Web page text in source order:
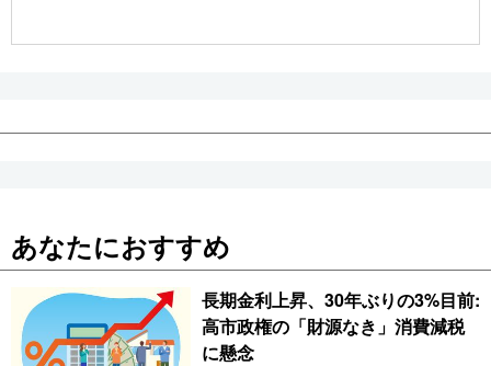
あなたにおすすめ
長期金利上昇、30年ぶりの3%目前:
高市政権の「財源なき」消費減税
に懸念